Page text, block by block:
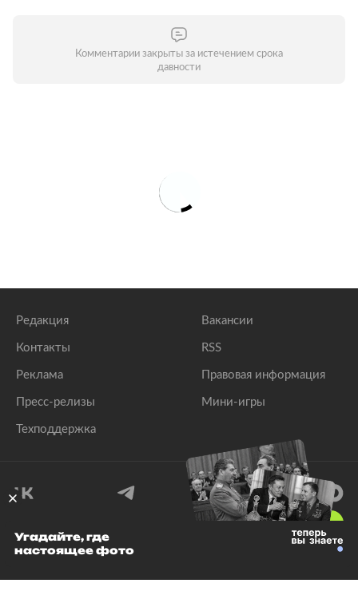
Комментарии закрыты за истечением срока
давности
Редакция
Контакты
Реклама
Пресс-релизы
Техподдержка
Вакансии
RSS
Правовая информация
Мини-игры
© 1999–2026 Все права защищены.
Угадайте, где
настоящее фото